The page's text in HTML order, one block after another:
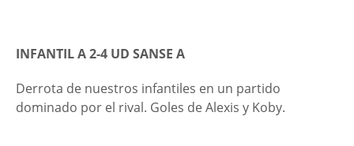
INFANTIL A 2-4 UD SANSE A
Derrota de nuestros infantiles en un partido
dominado por el rival. Goles de Alexis y Koby.